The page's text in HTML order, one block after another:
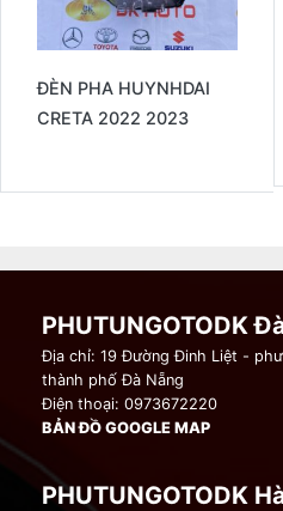
ĐÈN PHA HUYNHDAI
CRETA 2022 2023
PHUTUNGOTODK
Địa chỉ: 19 Đường Đinh Liệt -
thành phố Đà Nẵng
Điện thoại: 0973672220
BẢN ĐỒ GOOGLE MAP
PHUTUNGOTODK